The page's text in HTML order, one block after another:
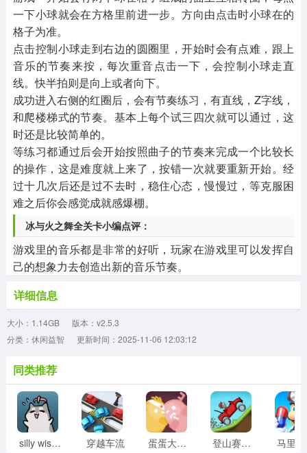
一下小球就会在方格里前进一步。方向由点击时小球在的
格子为准。
点击控制小球走到右边的圆圈里，开始时会有点难，跟上
音乐的节奏来按，每次重音点击一下，会控制小球走直
线。快半拍则是向上或者向下。
成功进入右侧的红圈后，会有节奏练习，有直线，Z字线，
和爬楼梯式的节奏。基本上每个试三四次就可以通过，这
时还是比较简单的。
等练习都通过后会开始按照曲子的节奏来完成一个比较长
的操作，这是难度就上来了，按错一次就要重新开始。经
过十几次后还是过不去时，稳住心态，慢慢过，等克服困
难之后你会感觉成就感爆棚。
冰与火之舞全关卡小编点评：
游戏里的音乐都是非常的好听，玩家在游戏里可以发挥自
己的想象力去创造出新的音乐节奏。
详细信息
大小：1.14GB
版本：v2.5.3
分类：休闲益智
更新时间：2025-11-06 12:03:12
同类推荐
silly wisher最新版 穿越车流 蛋蛋大乱斗 登山赛车1老旧版